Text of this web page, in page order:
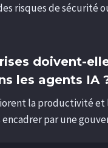
risques de sécurité
doivent-
les agents IA
la productivité et
par une